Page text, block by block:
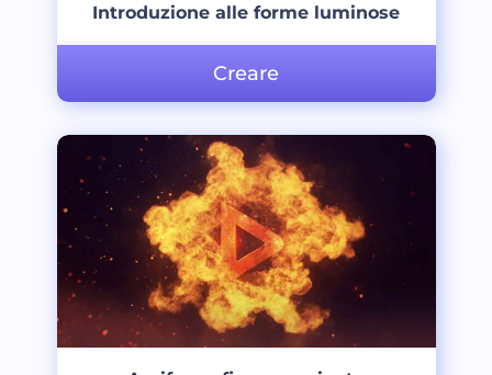
Introduzione alle forme luminose
Creare